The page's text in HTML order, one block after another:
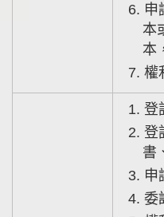
6. 申請人身分證明文件(身分證影
本
本
7.
1.
2. 登記原因證明文件(信託契約
書
3.
4.